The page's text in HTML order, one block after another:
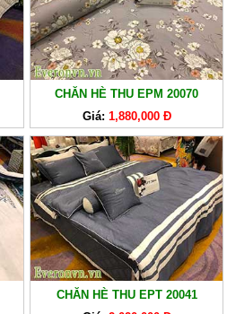
CHĂN HÈ THU EPM 20070
Giá: 1,880,000 Đ
CHĂN HÈ THU EPT 20041